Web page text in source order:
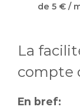
de 5 € /
La
compte
En bref: